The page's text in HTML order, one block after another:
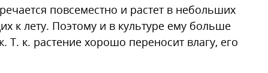
повсеместно и растет в небольших
к лету. Поэтому и в культуре ему больше
к. растение хорошо переносит влагу, его